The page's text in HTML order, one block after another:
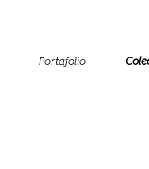
Portafolio